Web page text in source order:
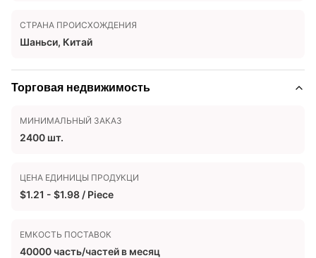
СТРАНА ПРОИСХОЖДЕНИЯ
Шаньси, Китай
Торговая недвижимость
МИНИМАЛЬНЫЙ ЗАКАЗ
2400 шт.
ЦЕНА ЕДИНИЦЫ ПРОДУКЦИ
$1.21 - $1.98 / Piece
ЕМКОСТЬ ПОСТАВОК
40000 часть/частей в месяц